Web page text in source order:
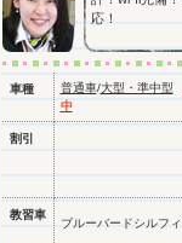
応！
車種 普通車/大型・準中型
中
割引
教習車
ブルーバードシルフィ